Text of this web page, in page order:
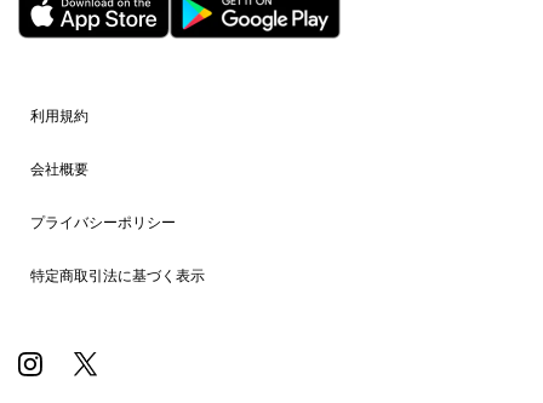
利用規約
会社概要
プライバシーポリシー
特定商取引法に基づく表示